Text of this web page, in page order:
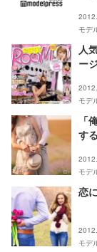
モデ
人
ー
モデ
「
す
モデ
恋
モデ